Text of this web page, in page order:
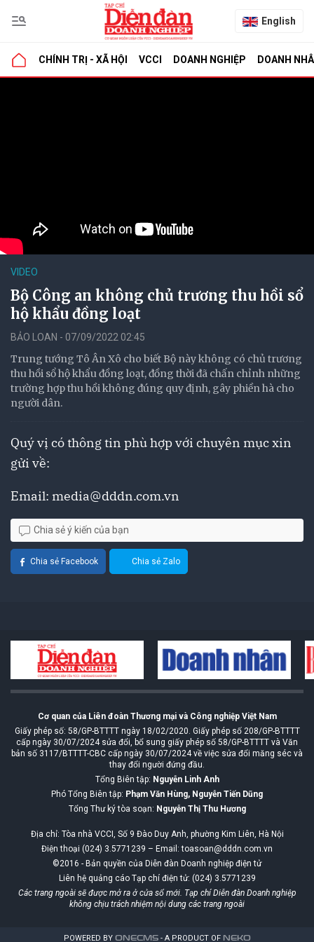
English
CHÍNH TRỊ - XÃ HỘI VCCI DOANH NGHIỆP DOANH
VIDEO
Bộ Công an không chủ trương thu hồi sổ
hộ khẩu đồng loạt
BẢO LOAN - 07/09/2022 02:45
Trung tướng Tô Ân Xô cho biết Bộ này không có chủ trương
thu hồi sổ hộ khẩu đồng loạt, đồng thời đã chấn chỉnh những
trường hợp thu hồi không đúng quy định, gây phiền hà cho
người dân.
Quý vị có thông tin phù hợp với chuyên mục xin
gửi về:
Email: media@dddn.com.vn
Chia sẻ ý kiến của bạn
Chia sẻ Facebook Chia sẻ Zalo
Cơ quan của Liên đoàn Thương mại và Công nghiệp Việt Nam
Giấy phép số: 58/GP-BTTTT ngày 18/02/2020. Giấy phép số 208/GP-BTTTT
cấp ngày 30/07/2024 sửa đổi, bổ sung giấy phép số 58/GP-BTTTT và Văn
bản số 3117/BTTTT-CBC cấp ngày 30/07/2024 về việc sửa đổi măng séc và
thay đổi người đứng đầu.
Tổng Biên tập: Nguyễn Linh Anh
Phó Tổng Biên tập: Phạm Văn Hùng, Nguyễn Tiến Dũng
Tổng Thư ký tòa soạn: Nguyễn Thị Thu Hương
Địa chỉ: Tòa nhà VCCI, Số 9 Đào Duy Anh, phường Kim Liên, Hà Nội
Điện thoại (024) 3.5771239 – Email: toasoan@dddn.com.vn
©2016 - Bản quyền của Diễn đàn Doanh nghiệp điện tử
Liên hệ quảng cáo Tạp chí điện tử: (024) 3.5771239
Các trang ngoài sẽ được mở ra ở cửa sổ mới. Tạp chí Diễn đàn Doanh nghiệp
không chịu trách nhiệm nội dung các trang ngoài
POWERED BY ONECMS- A PRODUCT OF NEKO